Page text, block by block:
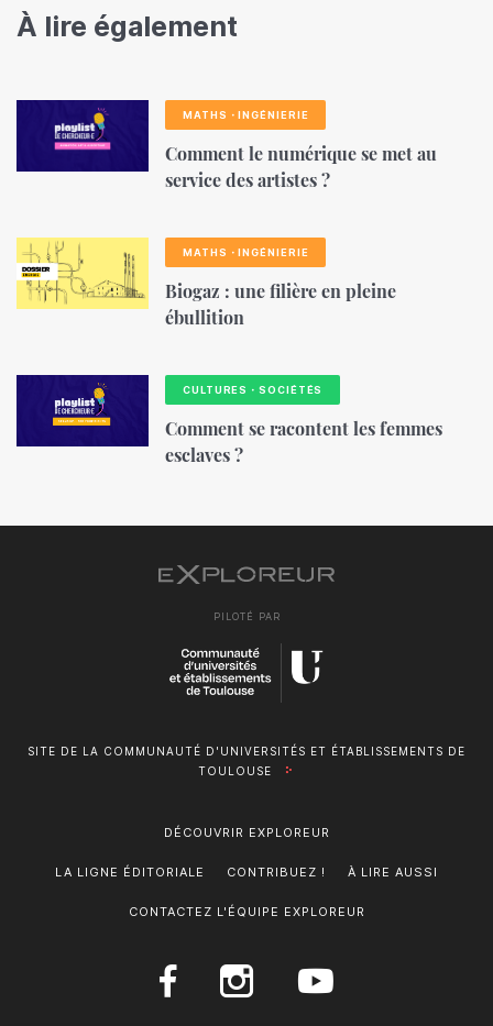
À lire également
MATHS・INGÉNIERIE
Comment le numérique se met au
service des artistes ?
MATHS・INGÉNIERIE
Biogaz : une filière en pleine
ébullition
CULTURES・SOCIÉTÉS
Comment se racontent les femmes
esclaves ?
PILOTÉ PAR
SITE DE LA COMMUNAUTÉ D'UNIVERSITÉS ET ÉTABLISSEMENTS DE
TOULOUSE
DÉCOUVRIR EXPLOREUR
LA LIGNE ÉDITORIALE CONTRIBUEZ ! À LIRE AUSSI
CONTACTEZ L'ÉQUIPE EXPLOREUR